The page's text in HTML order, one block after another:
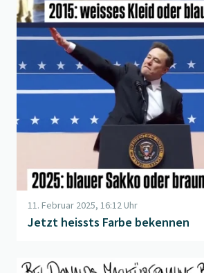
11. Februar 2025, 16:12 Uhr
Jetzt heissts Farbe bekennen
Beitrag "Muskgruss von Herzen " öffnen